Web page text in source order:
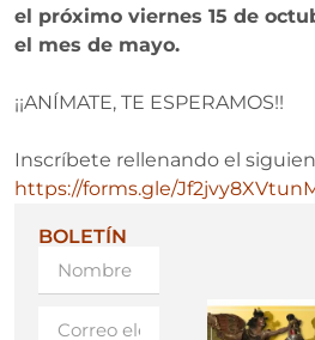
el próximo viernes 15 de
el mes de mayo.
¡¡ANÍMATE, TE ESPERAMOS!!
Inscríbete rellenando el
https://forms.gle/
BOLETÍN